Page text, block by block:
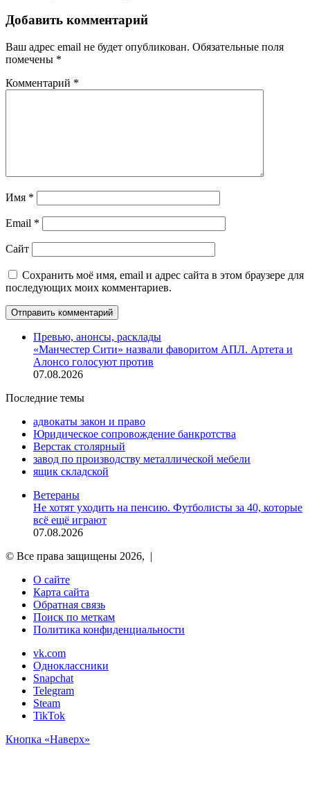
Добавить комментарий
Ваш адрес email не будет опубликован. Обязательные поля
помечены *
Комментарий *
Имя *
Email *
Сайт
Сохранить моё имя, email и адрес сайта в этом браузере для
последующих моих комментариев.
Превью, анонсы, расклады
«Манчестер Сити» назвали фаворитом АПЛ. Артета и
Алонсо голосуют против
07.08.2026
Последние темы
адвокаты закон и право
Юридическое сопровождение банкротства
Верстак столярный
завод по производству металлической мебели
ящик складской
Ветераны
Не хотят уходить на пенсию. Футболисты за 40, которые
всё ещё играют
07.08.2026
© Все права защищены 2026, |
О сайте
Карта сайта
Обратная связь
Поиск по меткам
Политика конфиденциальности
vk.com
Одноклассники
Snapchat
Telegram
Steam
TikTok
Кнопка «Наверх»